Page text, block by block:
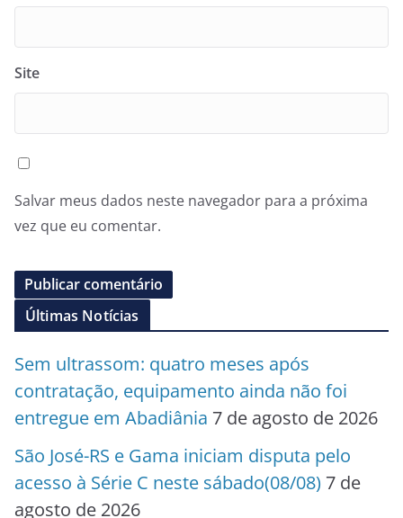
Site
Salvar meus dados neste navegador para a próxima
vez que eu comentar.
Últimas Notícias
Sem ultrassom: quatro meses após
contratação, equipamento ainda não foi
entregue em Abadiânia 7 de agosto de 2026
São José-RS e Gama iniciam disputa pelo
acesso à Série C neste sábado(08/08) 7 de
agosto de 2026